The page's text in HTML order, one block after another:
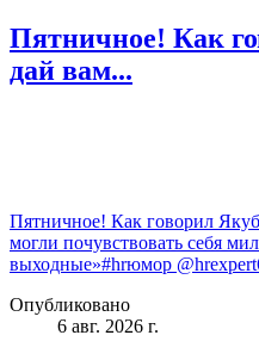
Пятничное! Как
дай вам...
Пятничное! Как говорил
могли почувствовать себя
выходные»#hrюмор
Опубликовано
6 авг. 2026 г.